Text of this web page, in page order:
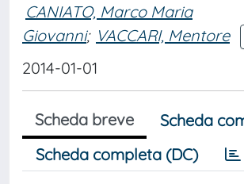
CANIATO, Marco Maria
Giovanni; VACCARI, Mentore
2014-01-01
Scheda breve
Scheda
Scheda completa (DC)